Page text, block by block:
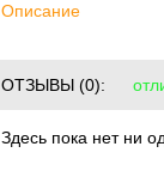
Описание
ОТЗЫВЫ(0):
Здесь пока нет ни